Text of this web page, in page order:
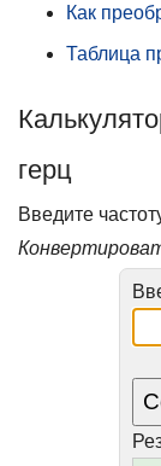
Как
Таблица
герц
Введите